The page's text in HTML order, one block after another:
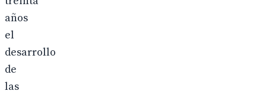
años
el
desarrollo
de
las